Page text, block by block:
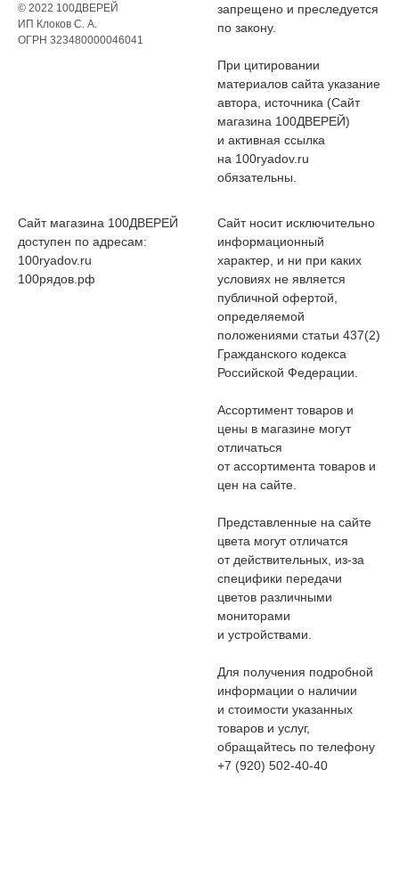
© 2022 100ДВЕРЕЙ
ИП Клоков С. А.
ОГРН 323480000046041
запрещено и преследуется
по закону.
При цитировании
материалов сайта указание
автора, источника (Сайт
магазина 100ДВЕРЕЙ)
и активная ссылка
на 100ryadov.ru
обязательны.
Сайт магазина 100ДВЕРЕЙ
доступен по адресам:
100ryadov.ru
100рядов.рф
Сайт носит исключительно
информационный
характер, и ни при каких
условиях не является
публичной офертой,
определяемой
положениями статьи 437(2)
Гражданского кодекса
Российской Федерации.
Ассортимент товаров и
цены в магазине могут
отличаться
от ассортимента товаров и
цен на сайте.
Представленные на сайте
цвета могут отличатся
от действительных, из-за
специфики передачи
цветов различными
мониторами
и устройствами.
Для получения подробной
информации о наличии
и стоимости указанных
товаров и услуг,
обращайтесь по телефону
+7 (920) 502-40-40